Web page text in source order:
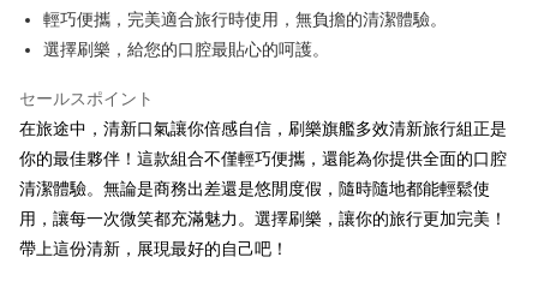
AFTEE代金後払い
説明
1.お支払い方法でAFTEE代金後払いを選択すると、携帯電話認証ウィンド
ウが表示されます。
2.SMSで認証してお支払い手続を進めてください。
3.注文するときのお支払いは不要です。商品はご指定の住所に配送されま
す。
4.ご注文が完了すると、携帯に支払い通知のSMSが届きます。アプリ会員
5.商品受け取り時のお支払いは不要です。商品を確かめてから、SMSまた
ATM払い
配送方法
全家取貨付款
配送毎にNT$60、NT$599以上で送料無料
輕巧便攜，完美適合旅行時使用，無負擔的清潔體驗。
選擇刷樂，給您的口腔最貼心的呵護。
セールスポイント
在旅途中，清新口氣讓你倍感自信，刷樂旗艦多效清新旅行組正是
你的最佳夥伴！這款組合不僅輕巧便攜，還能為你提供全面的口腔
清潔體驗。無論是商務出差還是悠閒度假，隨時隨地都能輕鬆使
用，讓每一次微笑都充滿魅力。選擇刷樂，讓你的旅行更加完美！
帶上這份清新，展現最好的自己吧！